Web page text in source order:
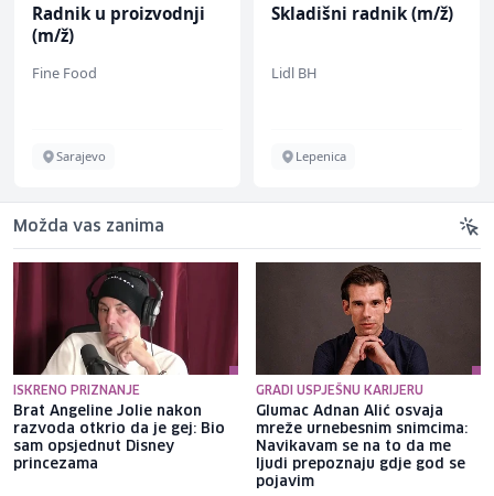
Radnik u proizvodnji
(m/ž)
Fine Food
Sarajevo
Skladišni radnik (m/ž)
Lidl BH
Lepenica
Možda vas zanima
ISKRENO PRIZNANJE
Brat Angeline Jolie nakon
razvoda otkrio da je gej: Bio
sam opsjednut Disney
princezama
GRADI USPJEŠNU KARIJERU
Glumac Adnan Alić osvaja
mreže urnebesnim snimcima:
Navikavam se na to da me
ljudi prepoznaju gdje god se
pojavim